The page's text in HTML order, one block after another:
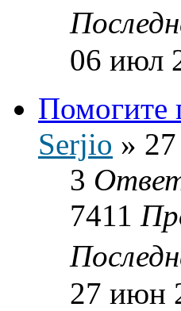
06 июл
Помогите
Serjio »
3
7411
27 июн